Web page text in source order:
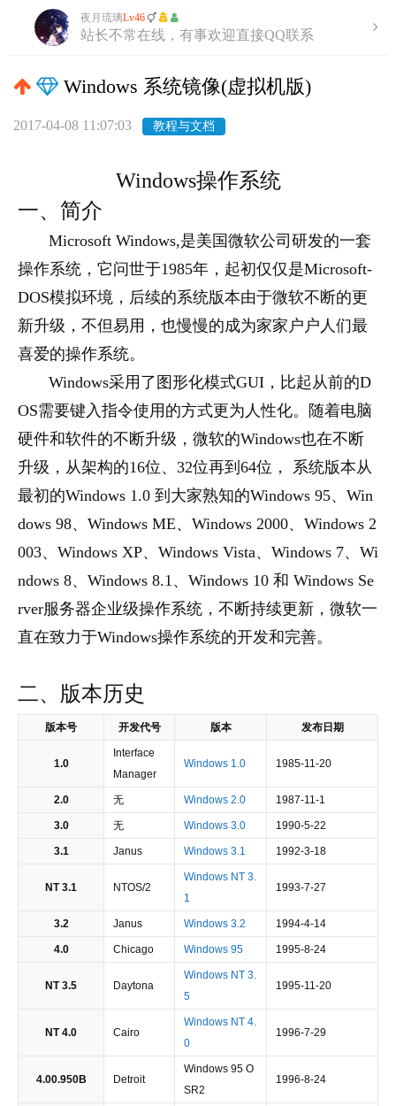
夜月琉璃Lv46
站长不常在线，有事欢迎直接QQ联系
Windows 系统镜像(虚拟机版)
2017-04-08 11:07:03 教程与文档
Windows操作系统
一、简介
Microsoft Windows,是美国微软公司研发的一套
操作系统，它问世于1985年，起初仅仅是Microsoft-
DOS模拟环境，后续的系统版本由于微软不断的更
新升级，不但易用，也慢慢的成为家家户户人们最
喜爱的操作系统。
Windows采用了图形化模式GUI，比起从前的D
OS需要键入指令使用的方式更为人性化。随着电脑
硬件和软件的不断升级，微软的Windows也在不断
升级，从架构的16位、32位再到64位， 系统版本从
最初的Windows 1.0 到大家熟知的Windows 95、Win
dows 98、Windows ME、Windows 2000、Windows 2
003、Windows XP、Windows Vista、Windows 7、Wi
ndows 8、Windows 8.1、Windows 10 和 Windows Se
rver服务器企业级操作系统，不断持续更新，微软一
直在致力于Windows操作系统的开发和完善。
二、版本历史
版本号 开发代号 版本 发布日期
1.0
Interface
Manager
Windows 1.0 1985-11-20
2.0 无 Windows 2.0 1987-11-1
3.0 无 Windows 3.0 1990-5-22
3.1 Janus Windows 3.1 1992-3-18
NT 3.1 NTOS/2
Windows NT 3.
1
1993-7-27
3.2 Janus Windows 3.2 1994-4-14
4.0 Chicago Windows 95 1995-8-24
NT 3.5 Daytona
Windows NT 3.
5
1995-11-20
NT 4.0 Cairo
Windows NT 4.
0
1996-7-29
4.00.950B Detroit
Windows 95 O
SR2
1996-8-24